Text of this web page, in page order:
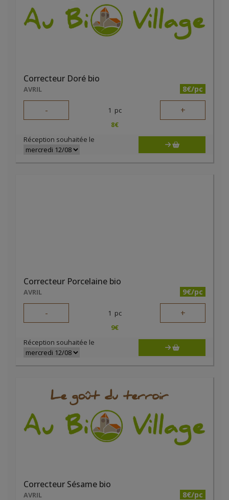
Correcteur Doré bio
AVRIL 8€/pc
- 1 pc +
8€
Réception souhaitée le
Correcteur Porcelaine bio
AVRIL 9€/pc
- 1 pc +
9€
Réception souhaitée le
Correcteur Sésame bio
AVRIL 8€/pc